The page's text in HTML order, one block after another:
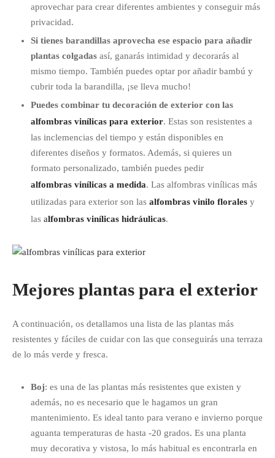
aprovechar para crear diferentes ambientes y conseguir más
privacidad.
Si tienes barandillas aprovecha ese espacio para añadir
plantas colgadas así, ganarás intimidad y decorarás al
mismo tiempo. También puedes optar por añadir bambú y
cubrir toda la barandilla, ¡se lleva mucho!
Puedes combinar tu decoración de exterior con las
alfombras vinílicas para exterior. Estas son resistentes a
las inclemencias del tiempo y están disponibles en
diferentes diseños y formatos. Además, si quieres un
formato personalizado, también puedes pedir
alfombras vinílicas a medida. Las alfombras vinílicas más
utilizadas para exterior son las alfombras vinilo florales y
las alfombras vinílicas hidráulicas.
Mejores plantas para el exterior
A continuación, os detallamos una lista de las plantas más
resistentes y fáciles de cuidar con las que conseguirás una terraza
de lo más verde y fresca.
Boj: es una de las plantas más resistentes que existen y
además, no es necesario que le hagamos un gran
mantenimiento. Es ideal tanto para verano e invierno porque
aguanta temperaturas de hasta -20 grados. Es una planta
muy decorativa y vistosa, lo más habitual es encontrarla en